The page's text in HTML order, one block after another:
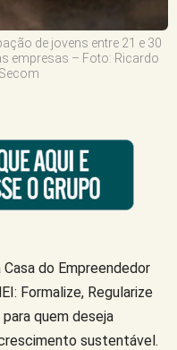
de jovens entre 21 e 30
empresas – Foto: Ricardo
do Empreendedor
Formalize, Regularize
quem deseja
sustentável.